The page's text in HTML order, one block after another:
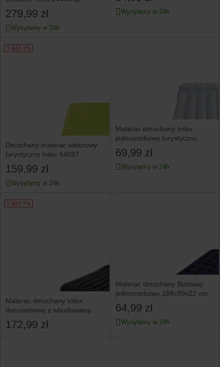
279,99 zł
Wysyłamy w 24h
Wysyłamy w 24h
5 RAT 0%
Dmuchany materac welurowy
turystyczny Intex 64097
159,99 zł
Wysyłamy w 24h
Materac dmuchany Intex
jednoosobowy turystyczny
189x72x20 cm
69,99 zł
Wysyłamy w 24h
5 RAT 0%
Materac dmuchany Intex
dwuosobowy z wbudowaną
pompką 203x152x42 cm
172,99 zł
Materac dmuchany Bestway
jednoosobowy 188x99x22 cm
z pompką tłokową
64,99 zł
Wysyłamy w 24h